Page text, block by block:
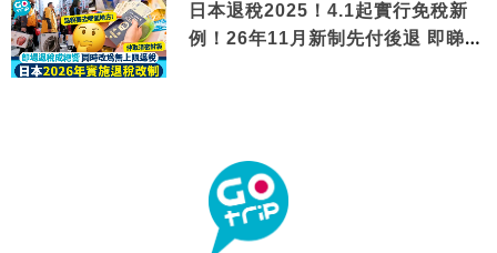
日本退稅2025！4.1起實行免稅新
例！26年11月新制先付後退 即睇步